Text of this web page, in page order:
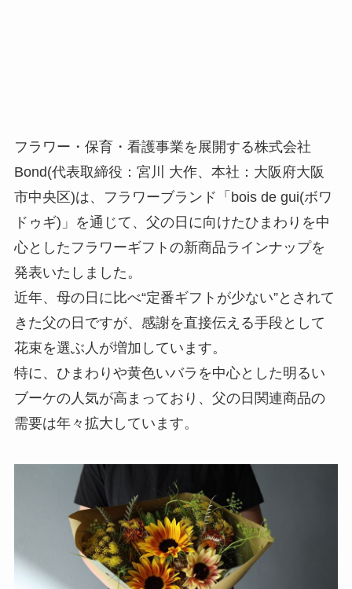
フラワー・保育・看護事業を展開する株式会社
Bond(代表取締役：宮川 大作、本社：大阪府大阪
市中央区)は、フラワーブランド「bois de gui(ボワ
ドゥギ)」を通じて、父の日に向けたひまわりを中
心としたフラワーギフトの新商品ラインナップを
発表いたしました。
近年、母の日に比べ“定番ギフトが少ない”とされて
きた父の日ですが、感謝を直接伝える手段として
花束を選ぶ人が増加しています。
特に、ひまわりや黄色いバラを中心とした明るい
ブーケの人気が高まっており、父の日関連商品の
需要は年々拡大しています。